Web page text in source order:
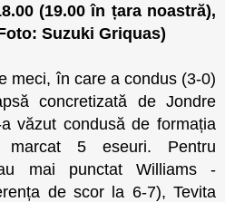
(19.00 în țara noastră),
Suzuki Griquas)
meci, în care a condus (3-0)
concretizată de Jondre
văzut condusă de formația
marcat 5 eseuri. Pentru
mai punctat Williams -
de scor la 6-7), Tevita